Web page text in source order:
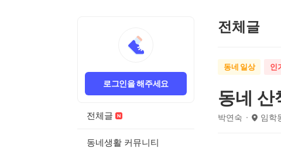
로그인을 해주세요
전체글
동네생활 커뮤니티
전체글
동네 일상 인
동네 산
박연숙 임학